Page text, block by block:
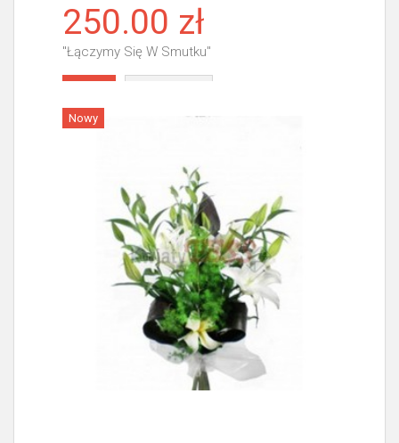
250.00 zł
"Łączymy Się W Smutku"
Nowy